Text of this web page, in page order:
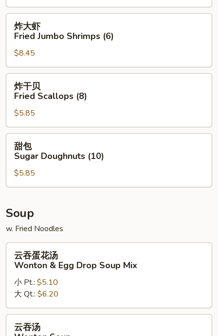
(15)
Fried
Jumbo
Shrimps
(6)
炸大虾
Fried Jumbo Shrimps (6)
$8.45
Fried
Scallops
(8)
炸干贝
Fried Scallops (8)
$5.85
Sugar
Doughnuts
(10)
甜包
Sugar Doughnuts (10)
$5.85
Soup
w. Fried Noodles
Wonton
&
Egg
云吞蛋花汤
Wonton & Egg Drop Soup Mix
小 Pt.: $5.10
大 Qt.: $6.20
云吞汤